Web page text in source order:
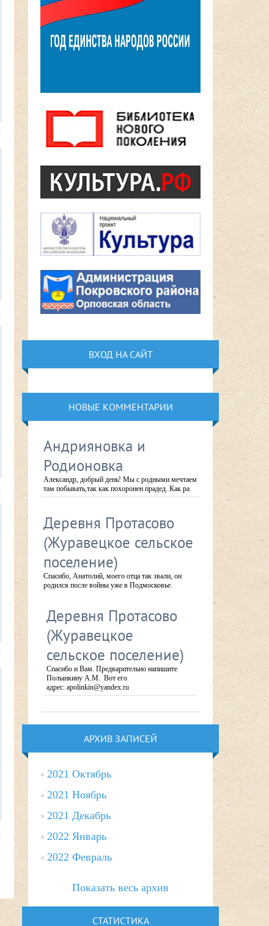
ВХОД НА САЙТ
НОВЫЕ КОММЕНТАРИИ
Андрияновка и
Родионовка
Александр, добрый день! Мы с родными мечтаем
там побывать,так как похоронен прадед. Как ра
Деревня Протасово
(Журавецкое сельское
поселение)
Спасибо, Анатолий, моего отца так звали, он
родился после войны уже в Подмосковье.
Деревня Протасово
(Журавецкое
сельское поселение)
Спасибо и Вам. Предварительно напишите
Полынкину А.М. Вот его
адрес: apolinkin@yandex.ru
АРХИВ ЗАПИСЕЙ
2021 Октябрь
2021 Ноябрь
2021 Декабрь
2022 Январь
2022 Февраль
Показать весь архив
СТАТИСТИКА